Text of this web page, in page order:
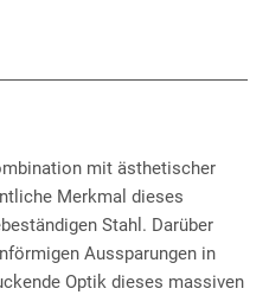
mit ästhetischer
Merkmal dieses
Stahl. Darüber
Aussparungen in
Optik dieses massiven